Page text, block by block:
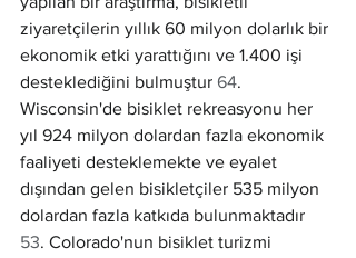
ziyaretçilerin yıllık 60 milyon dolarlık bir
ekonomik etki yarattığını ve 1.400 işi
desteklediğini bulmuştur 64.
Wisconsin'de bisiklet rekreasyonu her
yıl 924 milyon dolardan fazla ekonomik
faaliyeti desteklemekte ve eyalet
dışından gelen bisikletçiler 535 milyon
dolardan fazla katkıda bulunmaktadır
53. Colorado'nun bisiklet turizmi